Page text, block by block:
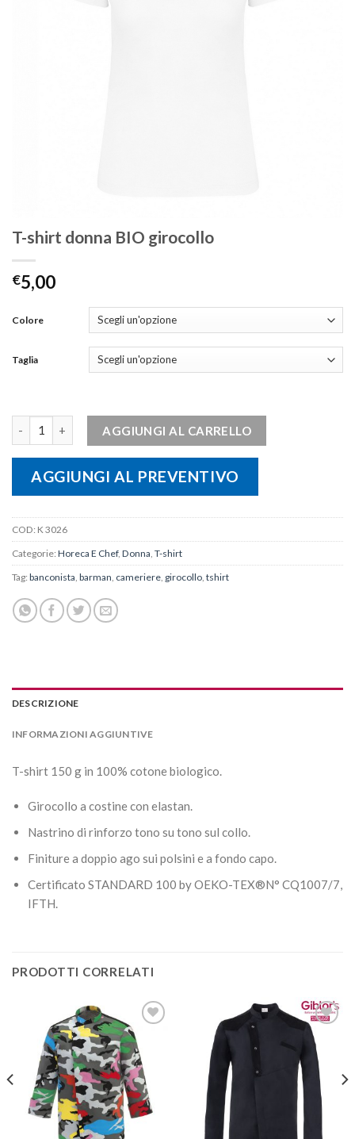
T-shirt donna BIO girocollo
€5,00
Colore
Taglia
AGGIUNGI AL CARRELLO
AGGIUNGI AL PREVENTIVO
COD: K 3026
Categorie: Horeca E Chef, Donna T-shirt
Tag: banconista barman cameriere girocollo tshirt
DESCRIZIONE
INFORMAZIONI AGGIUNTIVE
T-shirt 150 g in 100% cotone biologico.
Girocollo a costine con elastan.
Nastrino di rinforzo tono su tono sul collo.
Finiture a doppio ago sui polsini e a fondo capo.
Certificato STANDARD 100 by OEKO-TEX®N° CQ1007/7,
IFTH.
PRODOTTI CORRELATI
Aggiungi
alla lista
dei
desideri
Aggiungi
alla lista
dei
desideri